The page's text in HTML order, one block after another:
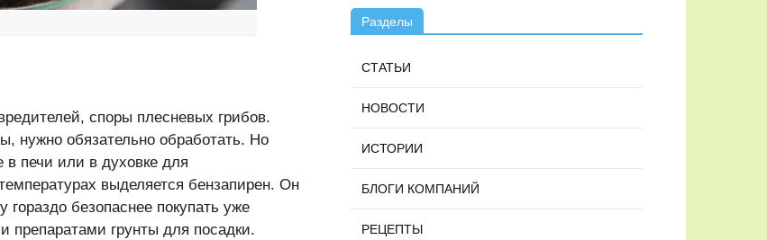
споры плесневых грибов.
нужно обязательно обработать. Но
в печи или в духовке для
выделяется бензапирен. Он
гораздо безопаснее покупать уже
препаратами грунты для посадки.
Разделы
СТАТЬИ
НОВОСТИ
ИСТОРИИ
БЛОГИ КОМПАНИЙ
РЕЦЕПТЫ